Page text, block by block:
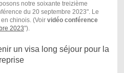
notre soixante treizième
du 20 septembre 2023". Le
chinois. (Voir vidéo conférence
2023") .
un visa long séjour pour la